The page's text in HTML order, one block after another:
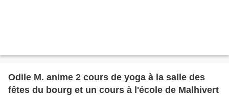
Odile M. anime 2 cours de yoga à la salle des
fêtes du bourg et un cours à l'école de Malhivert